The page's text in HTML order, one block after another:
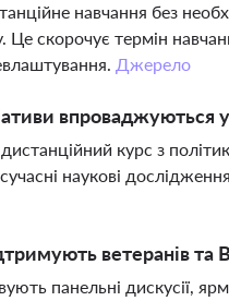
навчання без
Це скорочує термін
Джерело
впроваджуються
дистанційний курс з
наукові
ветеранів та
панельні дискусії,